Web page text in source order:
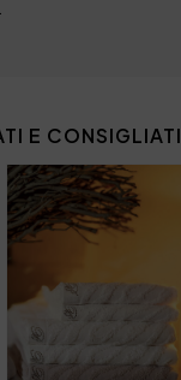
E CONSIGLIATI